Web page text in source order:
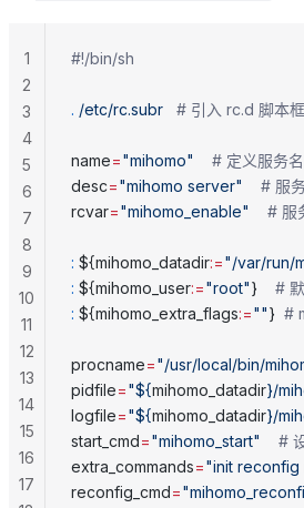
#!/bin/sh
. /etc/rc.subr
# 引入 rc.d 脚
name="mihomo"
# 定义服务
desc="mihomo server"
# 服
rcvar="mihomo_enable"
#
: ${mihomo_datadir:="/var/run/
: ${mihomo_user:="root"} #
: ${mihomo_extra_flags:="" #
procname="/usr/local/bin/
pidfile="${mihomo_datadir}/
logfile="${mihomo_datadir}/
start_cmd="mihomo_start"
#
extra_commands="init
reconfig_cmd=
1
2
3
4
5
6
7
8
9
10
11
12
13
14
15
16
17